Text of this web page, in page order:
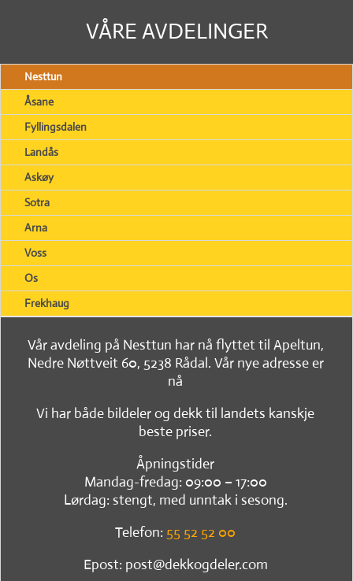
VÅRE AVDELINGER
Nesttun
Åsane
Fyllingsdalen
Landås
Askøy
Sotra
Arna
Voss
Os
Frekhaug
Vår avdeling på Nesttun har nå flyttet til Apeltun,
Nedre Nøttveit 60, 5238 Rådal. Vår nye adresse er
nå
Vi har både bildeler og dekk til landets kanskje
beste priser.
Åpningstider
Mandag-fredag: 09:00 – 17:00
Lørdag: stengt, med unntak i sesong.
Telefon: 55 52 52 00
Epost: post@dekkogdeler.com